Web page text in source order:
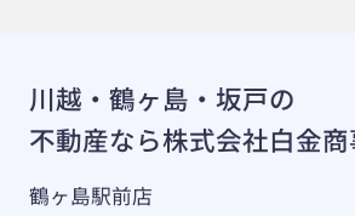
川越・鶴ヶ島・坂戸の
不動産なら株式会社白金商
鶴ヶ島駅前店